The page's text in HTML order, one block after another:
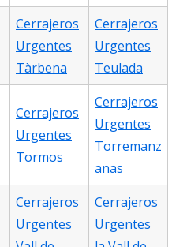
Cerrajeros
Urgentes
Tàrbena
Cerrajeros
Urgentes
Teulada
Cerrajeros
Urgentes
Tormos
Cerrajeros
Urgentes
Torremanz
anas
Cerrajeros
Urgentes
Cerrajeros
Urgentes